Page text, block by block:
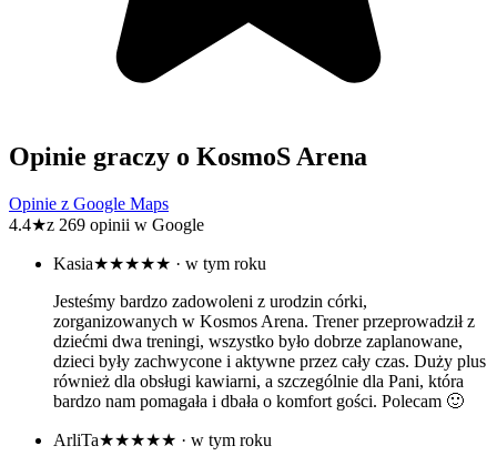
Opinie graczy o KosmoS Arena
Opinie z Google Maps
4.4★z 269 opinii w Google
Kasia★★★★★ · w tym roku
Jesteśmy bardzo zadowoleni z urodzin córki,
zorganizowanych w Kosmos Arena. Trener przeprowadził z
dziećmi dwa treningi, wszystko było dobrze zaplanowane,
dzieci były zachwycone i aktywne przez cały czas. Duży plus
również dla obsługi kawiarni, a szczególnie dla Pani, która
bardzo nam pomagała i dbała o komfort gości. Polecam 🙂
ArliTa★★★★★ · w tym roku